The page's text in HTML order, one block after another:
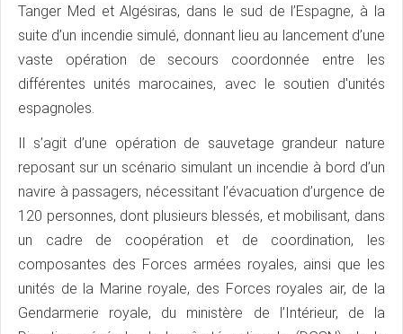
Tanger Med et Algésiras, dans le sud de l’Espagne, à la
suite d’un incendie simulé, donnant lieu au lancement d’une
vaste opération de secours coordonnée entre les
différentes unités marocaines, avec le soutien d'unités
espagnoles.
Il s’agit d’une opération de sauvetage grandeur nature
reposant sur un scénario simulant un incendie à bord d’un
navire à passagers, nécessitant l’évacuation d’urgence de
120 personnes, dont plusieurs blessés, et mobilisant, dans
un cadre de coopération et de coordination, les
composantes des Forces armées royales, ainsi que les
unités de la Marine royale, des Forces royales air, de la
Gendarmerie royale, du ministère de l’Intérieur, de la